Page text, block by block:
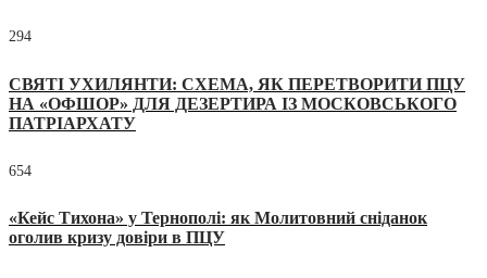
294
СВЯТІ УХИЛЯНТИ: СХЕМА, ЯК ПЕРЕТВОРИТИ ПЦУ
НА «ОФШОР» ДЛЯ ДЕЗЕРТИРА ІЗ МОСКОВСЬКОГО
ПАТРІАРХАТУ
654
«Кейс Тихона» у Тернополі: як Молитовний сніданок
оголив кризу довіри в ПЦУ